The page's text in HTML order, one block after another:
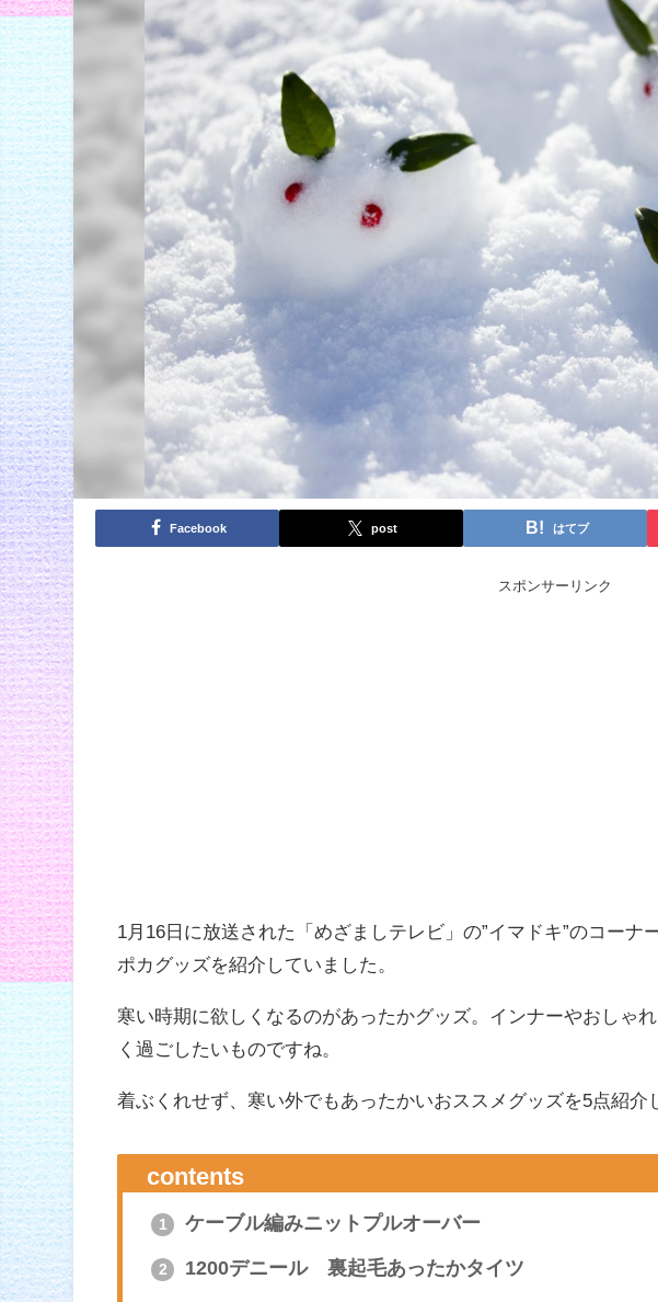
Facebook post はてブ
スポンサーリンク
1月16日に放送された「めざましテレビ」の”イマドキ”のコーナ
ポカグッズを紹介していました。
寒い時期に欲しくなるのがあったかグッズ。インナーやおしゃ
く過ごしたいものですね。
着ぶくれせず、寒い外でもあったかいおススメグッズを5点紹介
contents
1 ケーブル編みニットプルオーバー
2 1200デニール 裏起毛あったかタイツ